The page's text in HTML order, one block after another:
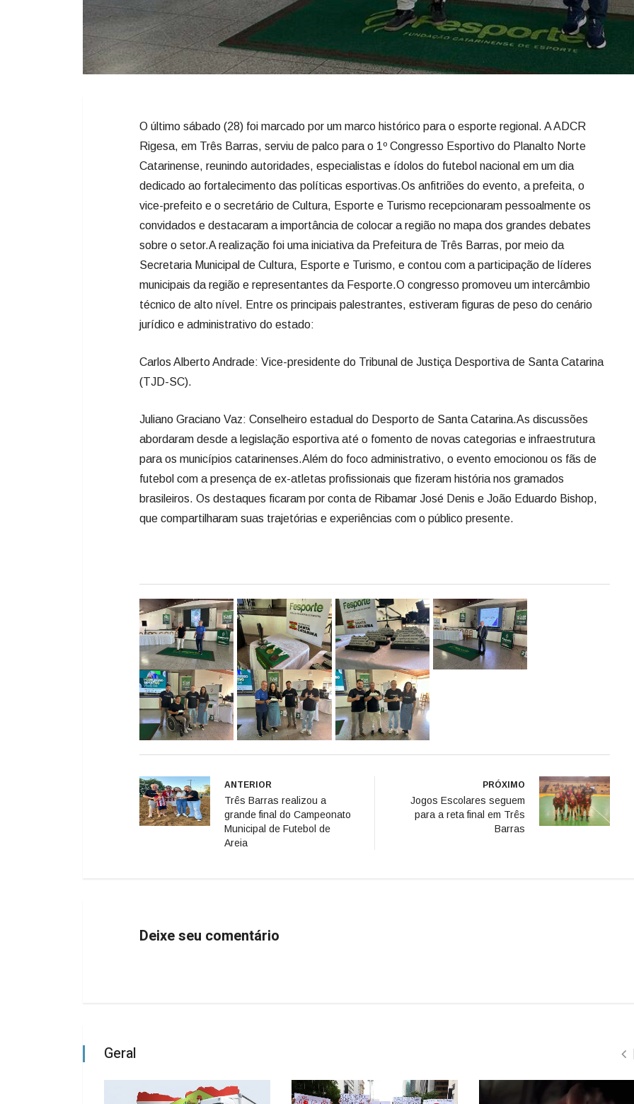
O último sábado (28) foi marcado por um marco histórico para o esporte regional. A ADCR
Rigesa, em Três Barras, serviu de palco para o 1º Congresso Esportivo do Planalto Norte
Catarinense, reunindo autoridades, especialistas e ídolos do futebol nacional em um dia
dedicado ao fortalecimento das políticas esportivas.Os anfitriões do evento, a prefeita, o
vice-prefeito e o secretário de Cultura, Esporte e Turismo recepcionaram pessoalmente os
convidados e destacaram a importância de colocar a região no mapa dos grandes debates
sobre o setor.A realização foi uma iniciativa da Prefeitura de Três Barras, por meio da
Secretaria Municipal de Cultura, Esporte e Turismo, e contou com a participação de líderes
municipais da região e representantes da Fesporte.O congresso promoveu um intercâmbio
técnico de alto nível. Entre os principais palestrantes, estiveram figuras de peso do cenário
jurídico e administrativo do estado:
​Carlos Alberto Andrade: Vice-presidente do Tribunal de Justiça Desportiva de Santa Catarina
(TJD-SC).
​Juliano Graciano Vaz: Conselheiro estadual do Desporto de Santa Catarina.As discussões
abordaram desde a legislação esportiva até o fomento de novas categorias e infraestrutura
para os municípios catarinenses.​Além do foco administrativo, o evento emocionou os fãs de
futebol com a presença de ex-atletas profissionais que fizeram história nos gramados
brasileiros. Os destaques ficaram por conta de Ribamar José Denis e João Eduardo Bishop,
que compartilharam suas trajetórias e experiências com o público presente.
ANTERIOR
Três Barras realizou a
grande final do Campeonato
Municipal de Futebol de
Areia
PRÓXIMO
Jogos Escolares seguem
para a reta final em Três
Barras
Deixe seu comentário
Geral